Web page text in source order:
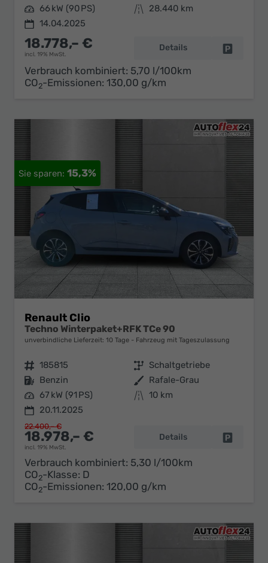
Leistung 66 kW (90 PS) Kilometerstand
28.440 km
14.04.2025
18.778,– €
incl. 19% MwSt.
Details
Verbrauch kombiniert: 5,70 l/100km
CO2-Emissionen: 130,00 g/km
15,3%
Renault Clio
Techno Winterpaket+RFK TCe 90
unverbindliche Lieferzeit: 10 Tage Fahrzeug mit Tageszulassung
Fahrzeugnr. 185815 Getriebe Schaltgetriebe
Kraftstoff Benzin Außenfarbe Rafale-Grau
Leistung 67 kW (91 PS) Kilometerstand 10 km
20.11.2025
18.978,– €
incl. 19% MwSt.
22.400,– €
Details
Verbrauch kombiniert: 5,30 l/100km
CO2-Klasse: D
CO2-Emissionen: 120,00 g/km